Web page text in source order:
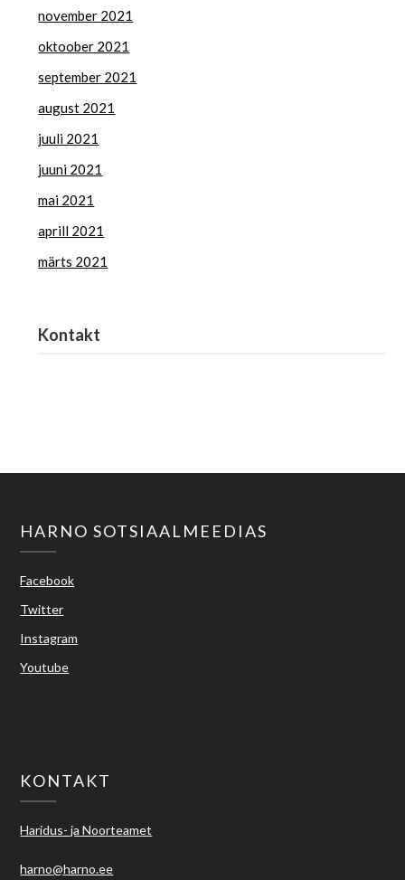
november 2021
oktoober 2021
september 2021
august 2021
juuli 2021
juuni 2021
mai 2021
aprill 2021
märts 2021
Kontakt
HARNO SOTSIAALMEEDIAS
Facebook
Twitter
Instagram
Youtube
KONTAKT
Haridus- ja Noorteamet
harno@harno.ee